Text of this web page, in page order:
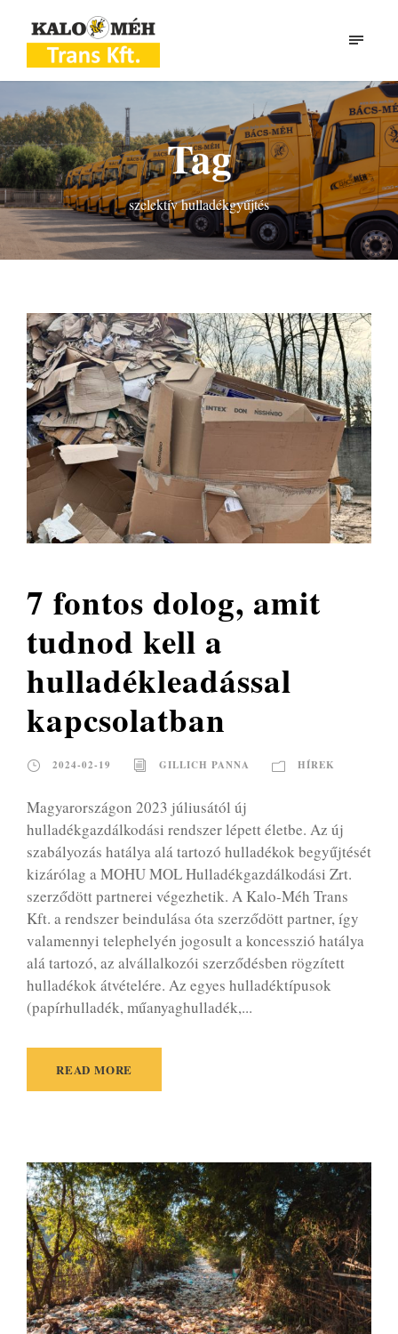
Tag
szelektív hulladékgyűjtés
7 fontos dolog, amit
tudnod kell a
hulladékleadással
kapcsolatban
2024-02-19 GILLICH PANNA HÍREK
Magyarországon 2023 júliusától új
hulladékgazdálkodási rendszer lépett életbe. Az új
szabályozás hatálya alá tartozó hulladékok begyűjtését
kizárólag a MOHU MOL Hulladékgazdálkodási Zrt.
szerződött partnerei végezhetik. A Kalo-Méh Trans
Kft. a rendszer beindulása óta szerződött partner, így
valamennyi telephelyén jogosult a koncesszió hatálya
alá tartozó, az alvállalkozói szerződésben rögzített
hulladékok átvételére. Az egyes hulladéktípusok
(papírhulladék, műanyaghulladék,...
READ MORE